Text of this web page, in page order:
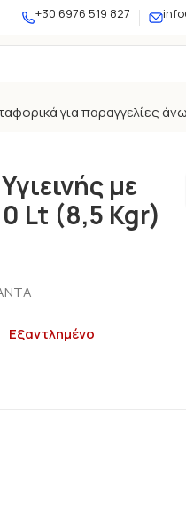
+30 6976 519 827
για παραγγελίες
με
Lt (8,5 Kgr)
Εξαντλημένο